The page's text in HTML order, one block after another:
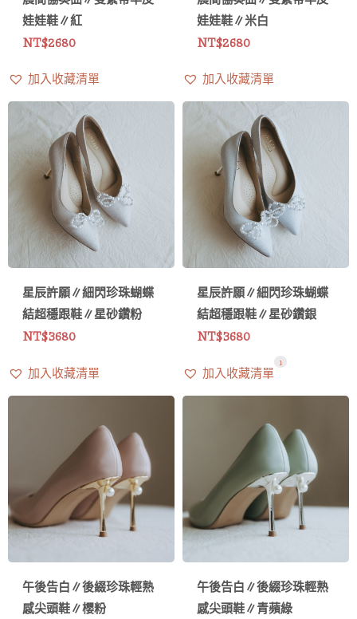
娃娃鞋∥紅
NT$2680
加入收藏清單
娃娃鞋∥米白
NT$2680
加入收藏清單
星辰許願∥細閃珍珠蝴蝶
結超穩跟鞋∥星砂鑽粉
NT$3680
加入收藏清單
星辰許願∥細閃珍珠蝴蝶
結超穩跟鞋∥星砂鑽銀
NT$3680
加入收藏清單
1
午後告白∥後綴珍珠輕熟
感尖頭鞋∥櫻粉
午後告白∥後綴珍珠輕熟
感尖頭鞋∥青蘋綠